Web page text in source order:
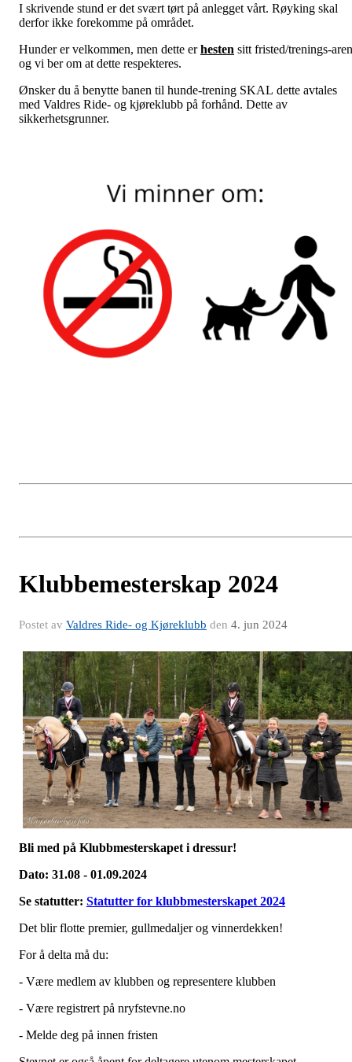
I skrivende stund er det svært tørt på anlegget vårt. Røyking skal
derfor ikke forekomme på området.
Hunder er velkommen, men dette erhesten sitt fristed/trenings-
og vi ber om at dette respekteres.
Ønsker du å benytte banen til hunde-trening SKAL dette avtales
med Valdres Ride- og kjøreklubb på forhånd. Dette av
sikkerhetsgrunner.
Klubbemesterskap 2024
Postet av Valdres Ride- og Kjøreklubb den 4. jun 2024
Bli med på Klubbmesterskapet i dressur!
Dato: 31.08 - 01.09.2024
Se statutter: Statutter for klubbmesterskapet 2024
Det blir flotte premier, gullmedaljer og vinnerdekken!
For å delta må du:
- Være medlem av klubben og representere klubben
- Være registrert på nryfstevne.no
- Melde deg på innen fristen